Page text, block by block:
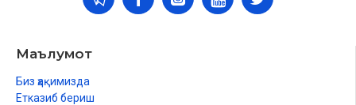
Маълумот
Биз ҳақимизда
Етказиб бериш